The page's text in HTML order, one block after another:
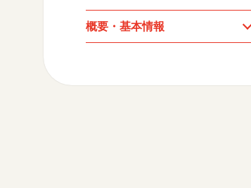
取材／視察・見学／
制作室の設備
公募情報
月間スケジュール
これまでのイベント
概要・基本情報